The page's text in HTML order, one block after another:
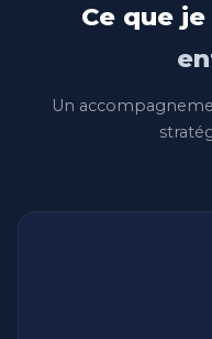
Ce que
Un